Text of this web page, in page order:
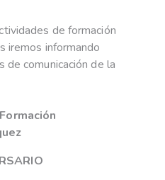
de formación
iremos informando
comunicación de la